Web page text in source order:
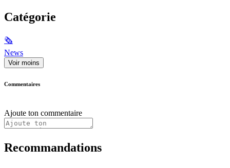
Catégorie
🗞
News
Voir moins
Commentaires
Ajoute ton commentaire
Recommandations